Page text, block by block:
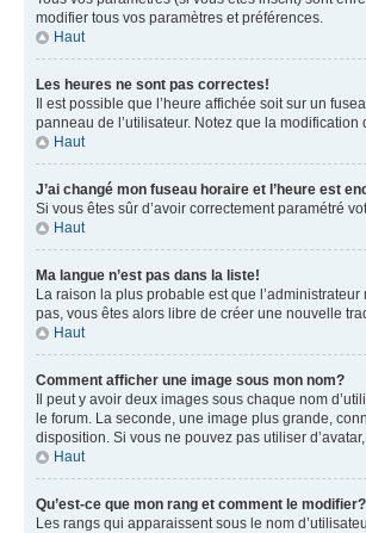
modifier tous vos paramètres et préférences.
Haut
Les heures ne sont pas correctes!
Il est possible que l’heure affichée soit sur un
panneau de l’utilisateur. Notez que la
Haut
J’ai changé mon fuseau horaire et l’heure est
Si vous êtes sûr d’avoir correctement paramétré
Haut
Ma langue n’est pas dans la liste!
La raison la plus probable est que
pas, vous êtes alors libre de créer une nouvelle
Haut
Comment afficher une image sous mon nom?
Il peut y avoir deux images sous chaque nom
le forum. La seconde, une image plus grande,
disposition. Si vous ne pouvez pas utiliser
Haut
Qu’est-ce que mon rang et comment le modifier?
Les rangs qui apparaissent sous le nom